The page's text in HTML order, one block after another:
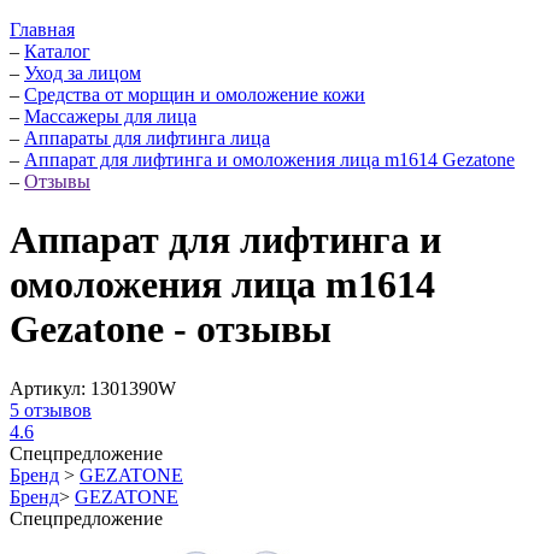
Главная
– Каталог
– Уход за лицом
– Средства от морщин и омоложение кожи
– Массажеры для лица
– Аппараты для лифтинга лица
– Аппарат для лифтинга и омоложения лица m1614 Gezatone
– Отзывы
Аппарат для лифтинга и
омоложения лица m1614
Gezatone - отзывы
Артикул: 1301390W
5 отзывов
4.6
Спецпредложение
Бренд > GEZATONE
Бренд> GEZATONE
Спецпредложение